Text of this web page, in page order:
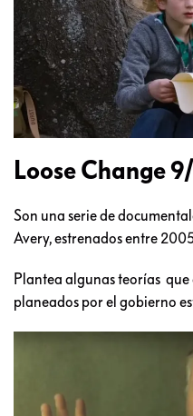
Loose Change 9/
Son una serie de
Avery, estrenados entre
Plantea algunas teorías
planeados por el gobierno